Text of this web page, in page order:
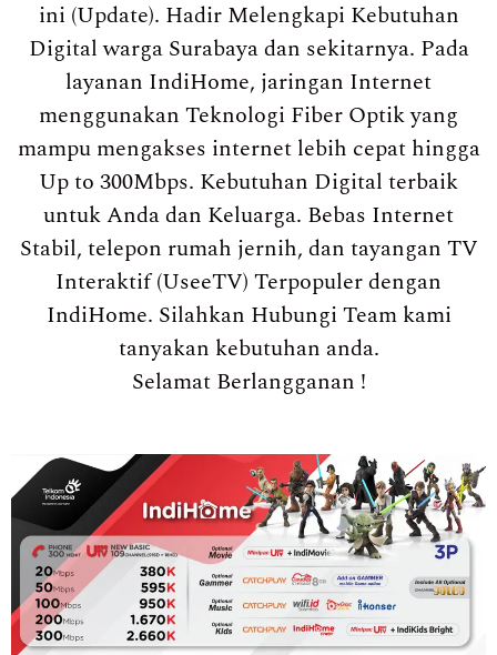
ini (Update). Hadir Melengkapi Kebutuhan
Digital warga Surabaya dan sekitarnya. Pada
layanan IndiHome, jaringan Internet
menggunakan Teknologi Fiber Optik yang
mampu mengakses internet lebih cepat hingga
Up to 300Mbps. Kebutuhan Digital terbaik
untuk Anda dan Keluarga. Bebas Internet
Stabil, telepon rumah jernih, dan tayangan TV
Interaktif (UseeTV) Terpopuler dengan
IndiHome. Silahkan Hubungi Team kami
tanyakan kebutuhan anda.
Selamat Berlangganan !